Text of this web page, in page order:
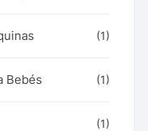
(1)
Bebés (1)
(1)